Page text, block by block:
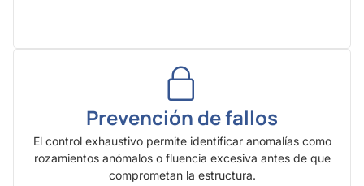
Prevención de fallos
El control exhaustivo permite identificar anomalías como
rozamientos anómalos o fluencia excesiva antes de que
comprometan la estructura.